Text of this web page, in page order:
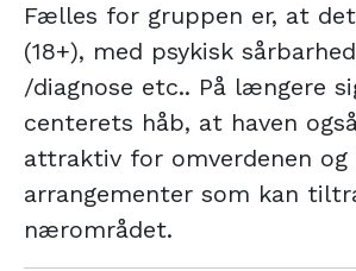
Fælles for gruppen er, at
(18+), med psykisk
/diagnose etc.. På længere
centerets håb, at haven
attraktiv for omverdenen og
arrangementer som kan
nærområdet.